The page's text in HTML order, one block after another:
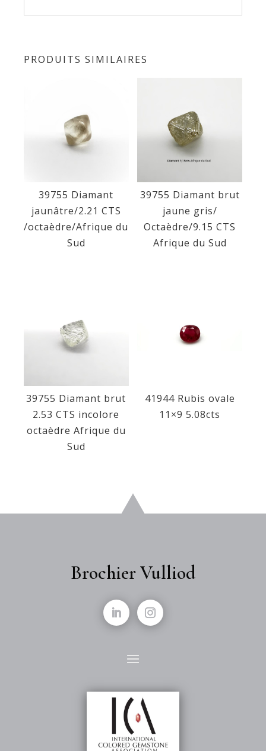
PRODUITS SIMILAIRES
39755 Diamant
jaunâtre/2.21 CTS
/octaèdre/Afrique du
Sud
39755 Diamant brut
jaune gris/
Octaèdre/9.15 CTS
Afrique du Sud
39755 Diamant brut
2.53 CTS incolore
octaèdre Afrique du
Sud
41944 Rubis ovale
11×9 5.08cts
Brochier Vulliod